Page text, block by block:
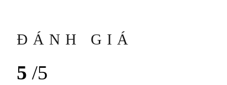
ĐÁNH GIÁ
5 /5